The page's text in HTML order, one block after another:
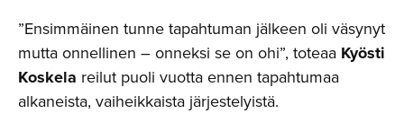
”Ensimmäinen tunne tapahtuman jälkeen oli väsynyt
mutta onnellinen – onneksi se on ohi”, toteaa Kyösti
Koskela reilut puoli vuotta ennen tapahtumaa
alkaneista, vaiheikkaista järjestelyistä.